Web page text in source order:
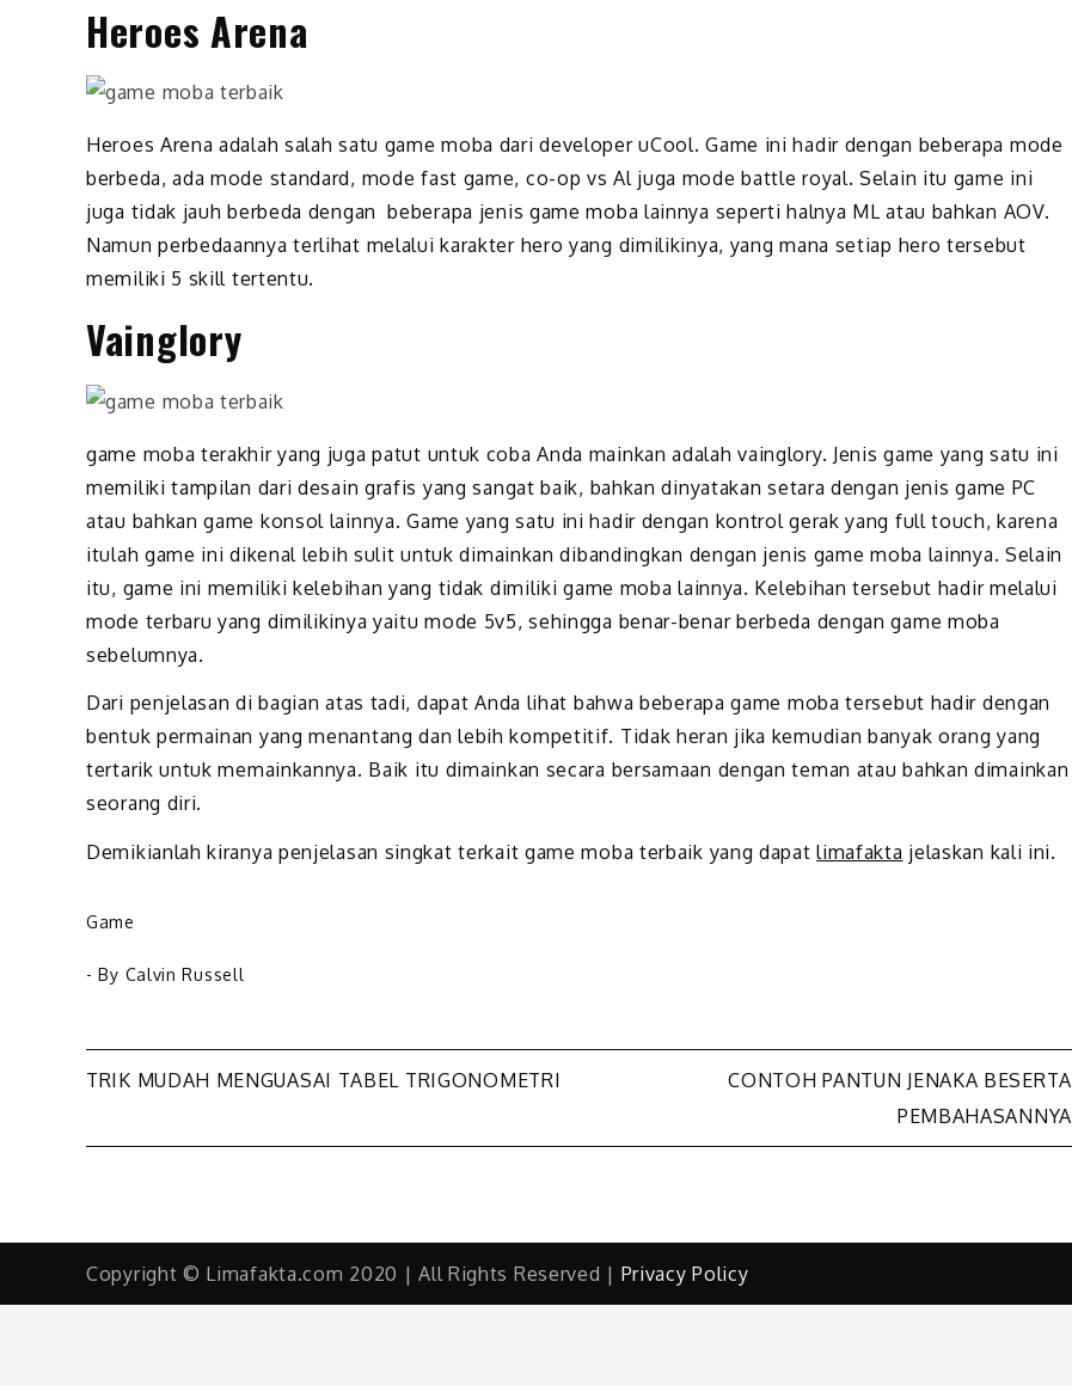
Heroes Arena
Heroes Arena adalah salah satu game moba dari developer uCool. Game ini hadir dengan beberapa mode
berbeda, ada mode standard, mode fast game, co-op vs Al juga mode battle royal. Selain itu game ini
juga tidak jauh berbeda dengan beberapa jenis game moba lainnya seperti halnya ML atau bahkan AOV.
Namun perbedaannya terlihat melalui karakter hero yang dimilikinya, yang mana setiap hero tersebut
memiliki 5 skill tertentu.
Vainglory
game moba terakhir yang juga patut untuk coba Anda mainkan adalah vainglory. Jenis game yang satu ini
memiliki tampilan dari desain grafis yang sangat baik, bahkan dinyatakan setara dengan jenis game PC
atau bahkan game konsol lainnya. Game yang satu ini hadir dengan kontrol gerak yang full touch, karena
itulah game ini dikenal lebih sulit untuk dimainkan dibandingkan dengan jenis game moba lainnya. Selain
itu, game ini memiliki kelebihan yang tidak dimiliki game moba lainnya. Kelebihan tersebut hadir melalui
mode terbaru yang dimilikinya yaitu mode 5v5, sehingga benar-benar berbeda dengan game moba
sebelumnya.
Dari penjelasan di bagian atas tadi, dapat Anda lihat bahwa beberapa game moba tersebut hadir dengan
bentuk permainan yang menantang dan lebih kompetitif. Tidak heran jika kemudian banyak orang yang
tertarik untuk memainkannya. Baik itu dimainkan secara bersamaan dengan teman atau bahkan dimainkan
seorang diri.
Demikianlah kiranya penjelasan singkat terkait game moba terbaik yang dapatlimafakta jelaskan kali ini.
Game
- By Calvin Russell
Navigasi
pos
TRIK MUDAH MENGUASAI TABEL TRIGONOMETRI
CONTOH PANTUN JENAKA BESERTA
PEMBAHASANNYA
Copyright © Limafakta.com 2020 | All Rights Reserved | Privacy Policy